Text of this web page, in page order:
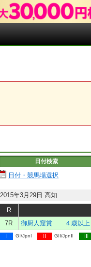
日付検索
日付・競馬場選択
2015年3月29日 高知
R
7R
御厨人窟賞 ４歳以上
I GI/JpnI II GII/JpnII III